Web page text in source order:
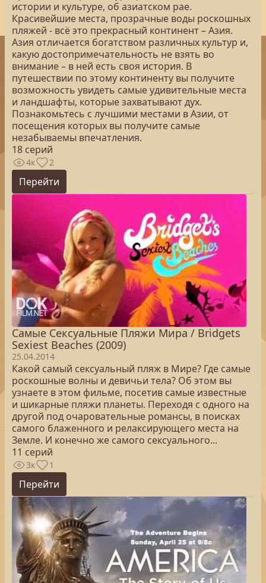
истории и культуре, об азиатском рае.
Красивейшие места, прозрачные воды роскошных
пляжей - всё это прекрасный континент – Азия.
Азия отличается богатством различных культур и,
какую достопримечательность не взять во
внимание – в ней есть своя история. В
путешествии по этому континенту вы получите
возможность увидеть самые удивительные места
и ландшафты, которые захватывают дух.
Познакомьтесь с лучшими местами в Азии, от
посещения которых вы получите самые
незабываемы впечатления.
18 серий
4к 2
Перейти
Самые Сексуальные Пляжи Мира / Bridgets
Sexiest Beaches (2009)
25.04.2014
Какой самый сексуальный пляж в Мире? Где самые
роскошные волны и девичьи тела? Об этом вы
узнаете в этом фильме, посетив самые известные
и шикарные пляжи планеты. Переходя с одного на
другой под очаровательные романсы, в поисках
самого блаженного и релаксирующего места на
Земле. И конечно же самого сексуального...
11 серий
3к 1
Перейти